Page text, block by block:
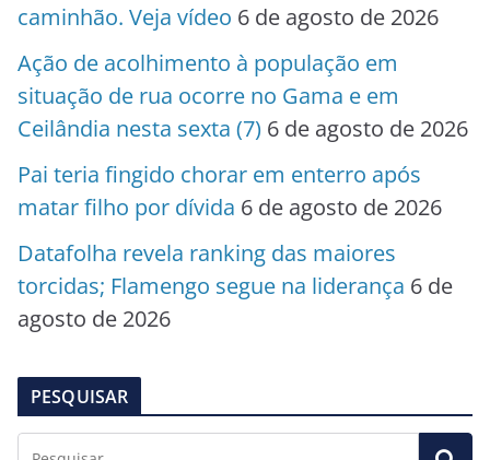
caminhão. Veja vídeo 6 de agosto de 2026
Ação de acolhimento à população em
situação de rua ocorre no Gama e em
Ceilândia nesta sexta (7) 6 de agosto de 2026
Pai teria fingido chorar em enterro após
matar filho por dívida 6 de agosto de 2026
Datafolha revela ranking das maiores
torcidas; Flamengo segue na liderança 6 de
agosto de 2026
PESQUISAR